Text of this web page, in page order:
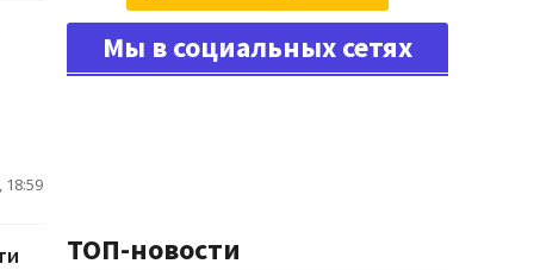
18:59
Мы в социальных сетях
ТОП-новости